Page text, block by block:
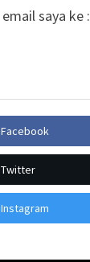
saya ke :
Twitter